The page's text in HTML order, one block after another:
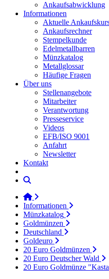
Ankaufsabwicklung
Informationen
Aktuelle
Ankaufsrechner
Stempelkunde
Edelmetallbarren
Münzkatalog
Metallglossar
Häufige Fragen
Über uns
Stellenangebote
Mitarbeiter
Verantwortung
Presseservice
Videos
EFB/ISO 9001
Anfahrt
Newsletter
Kontakt
Informationen
Münzkatalog
Goldmünzen
Deutschland
Goldeuro
20 Euro Goldmünzen
20 Euro Deutscher Wald
20 Euro Goldmünze